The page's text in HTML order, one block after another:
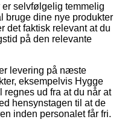
selvfølgelig temmelig
bruge dine nye produkter
det faktisk relevant at du
på den relevante
levering på næste
eksempelvis Hygge
ud fra at du når at
hensynstagen til at de
inden personalet får fri.